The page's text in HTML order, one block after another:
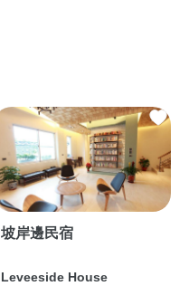
坡岸邊民宿
Leveeside House